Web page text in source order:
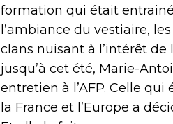
formation qui était
l’ambiance du vestiaire,
clans nuisant à l’intérêt
jusqu’à cet été, Marie-
entretien à l’AFP. Celle
la France et l’Europe a